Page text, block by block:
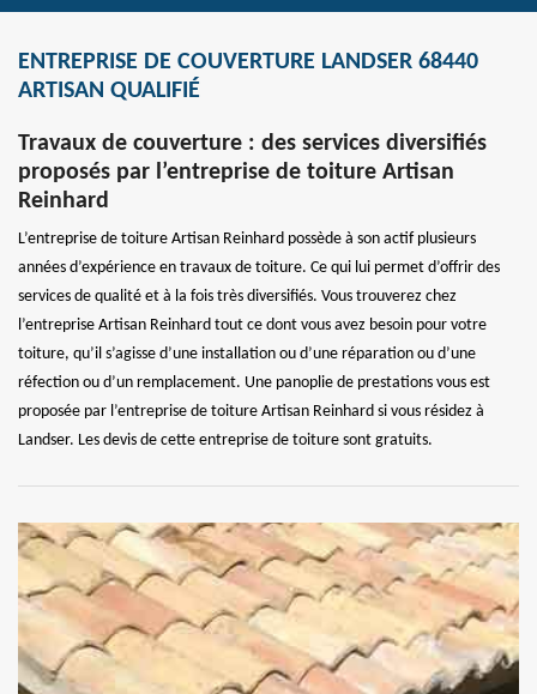
ENTREPRISE DE COUVERTURE LANDSER 68440
ARTISAN QUALIFIÉ
Travaux de couverture : des services diversifiés
proposés par l’entreprise de toiture Artisan
Reinhard
L’entreprise de toiture Artisan Reinhard possède à son actif plusieurs
années d’expérience en travaux de toiture. Ce qui lui permet d’offrir des
services de qualité et à la fois très diversifiés. Vous trouverez chez
l’entreprise Artisan Reinhard tout ce dont vous avez besoin pour votre
toiture, qu’il s’agisse d’une installation ou d’une réparation ou d’une
réfection ou d’un remplacement. Une panoplie de prestations vous est
proposée par l’entreprise de toiture Artisan Reinhard si vous résidez à
Landser. Les devis de cette entreprise de toiture sont gratuits.